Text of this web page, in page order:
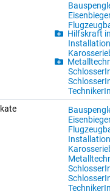
Hilfs­kraft